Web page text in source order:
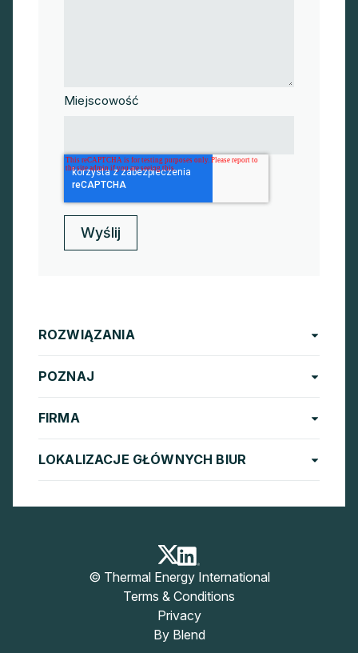
Miejscowość
ROZWIĄZANIA
POZNAJ
FIRMA
LOKALIZACJE GŁÓWNYCH BIUR
© Thermal Energy International
Terms & Conditions
Privacy
By Blend